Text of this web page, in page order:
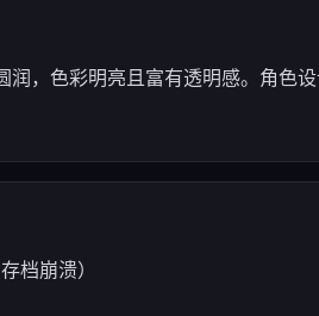
润，色彩明亮且富有透明感。角色
档崩溃）